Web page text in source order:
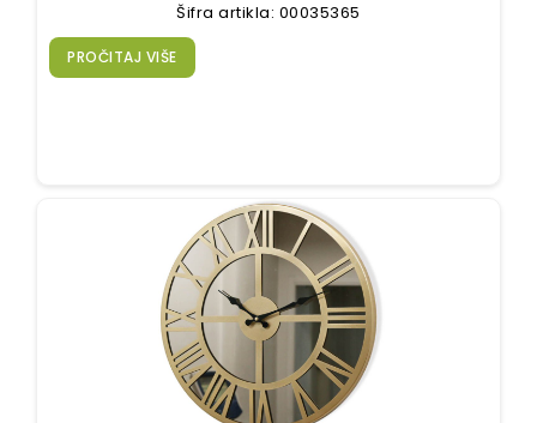
Šifra artikla: 00035365
PROČITAJ VIŠE